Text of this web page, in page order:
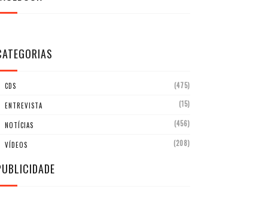
CDS (475)
ENTREVISTA (15)
NOTÍCIAS (456)
VÍDEOS (208)